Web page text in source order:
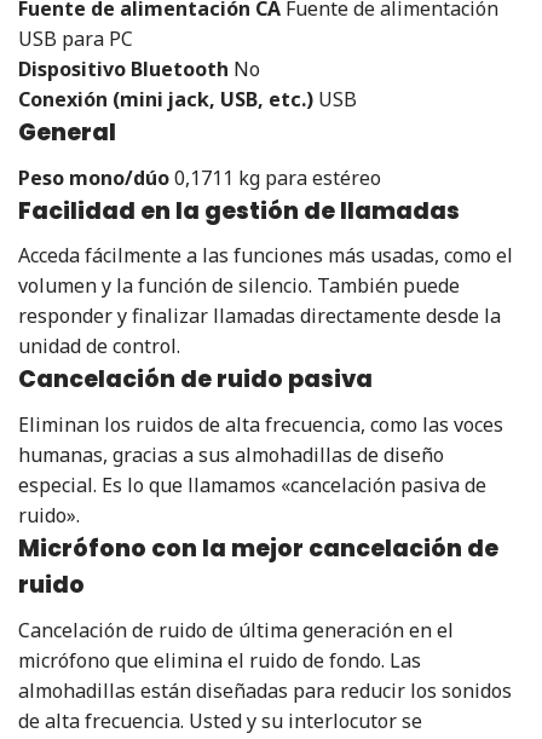
Fuente de alimentación CA Fuente de alimentación
USB para PC
Dispositivo Bluetooth No
Conexión (mini jack, USB, etc.) USB
General
Peso mono/dúo0,1711 kg para estéreo
Facilidad en la gestión de llamadas
Acceda fácilmente a las funciones más usadas, como el
volumen y la función de silencio. También puede
responder y finalizar llamadas directamente desde la
unidad de control.
Cancelación de ruido pasiva
Eliminan los ruidos de alta frecuencia, como las voces
humanas, gracias a sus almohadillas de diseño
especial. Es lo que llamamos «cancelación pasiva de
ruido».
Micrófono con la mejor cancelación de
ruido
Cancelación de ruido de última generación en el
micrófono que elimina el ruido de fondo. Las
almohadillas están diseñadas para reducir los sonidos
de alta frecuencia. Usted y su interlocutor se